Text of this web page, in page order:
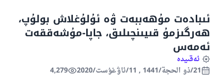
ئىبادەت مۇھەببەت ۋە ئۇلۇغلاش بولۇپ،
ھەرگىزمۇ قىيىنچىلىق، جاپا-مۇشەققەت
ئەمەس
ئەقىيدە
21/ذو الحجة/1441 , 11/ئاۋغۇست/2020
4,279